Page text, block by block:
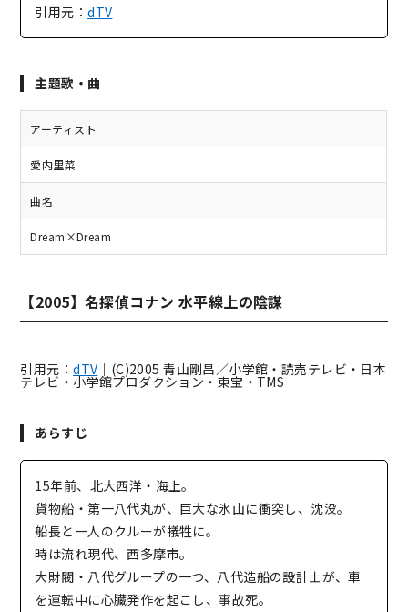
引用元：dTV
主題歌・曲
アーティスト
愛内里菜
曲名
Dream×Dream
【2005】名探偵コナン 水平線上の陰謀
引用元：dTV ｜(C)2005 青山剛昌／小学館・読売テレビ・日本
テレビ・小学館プロダクション・東宝・TMS
あらすじ
15年前、北大西洋・海上。
貨物船・第一八代丸が、巨大な氷山に衝突し、沈没。
船長と一人のクルーが犠牲に。
時は流れ現代、西多摩市。
大財閥・八代グループの一つ、八代造船の設計士が、車
を運転中に心臓発作を起こし、事故死。